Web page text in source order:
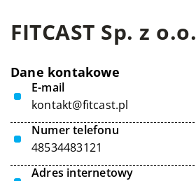
FITCAST Sp. z o.o.
Dane kontakowe
E-mail
kontakt@fitcast.pl
Numer telefonu
48534483121
Adres internetowy